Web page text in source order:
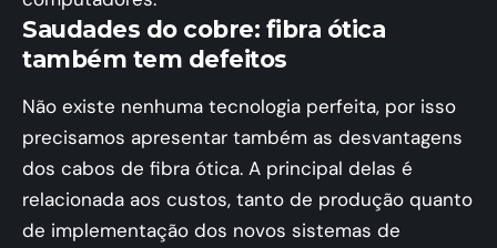
Saudades do cobre: fibra ótica
também tem defeitos
Não existe nenhuma tecnologia perfeita, por isso
precisamos apresentar também as desvantagens
dos cabos de fibra ótica. A principal delas é
relacionada aos custos, tanto de produção quanto
de implementação dos novos sistemas de